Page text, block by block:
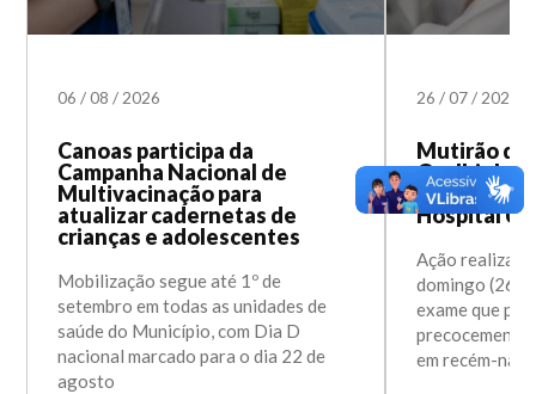
06/08/ 2026
Canoas participa da
Campanha Nacional de
Multivacinação para
atualizar cadernetas de
crianças e adolescentes
Mobilização segue até 1º de
setembro em todas as unidades de
saúde do Município, com Dia D
nacional marcado para o dia 22 de
agosto
26/07/ 2026
Mutirão do
Orelhinha
neste fim
Hospital
Ação
domingo (26)
exame que
em recém-